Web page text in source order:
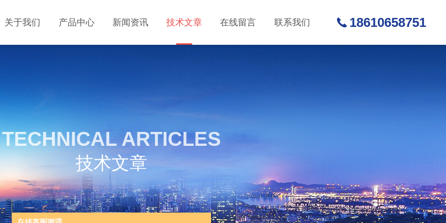
关于我们 产品中心 新闻资讯 技术文章 在线留言 联系我们 18610658751
TECHNICAL ARTICLES
技术文章